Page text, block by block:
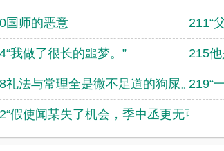
国师的恶意 211“
我做了很长的噩梦。” 215
礼法与常理全是微不足道的狗屎。（兄
219“
假使闻某失了机会，季中丞更无可能。”